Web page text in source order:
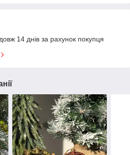
14 днів за рахунок покупця